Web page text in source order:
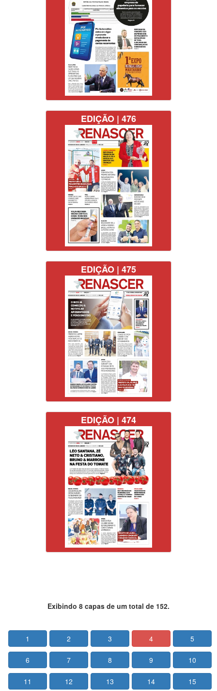
EDIÇÃO | 476
EDIÇÃO | 475
EDIÇÃO | 474
Exibindo 8 capas de um total de 152.
1 2 3 4 5
6 7 8 9 10
11 12 13 14 15